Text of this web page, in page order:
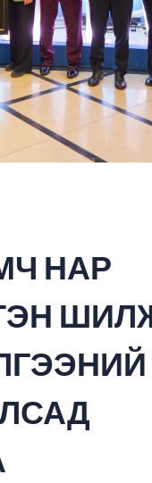
НАР